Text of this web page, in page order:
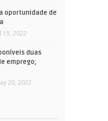
oportunidade de
15, 2022
duas
emprego;
20, 2022